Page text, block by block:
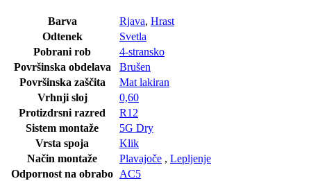
Barva Rjava, Hrast
Odtenek
Svetla
Pobrani rob
4-stransko
Površinska obdelava
Brušen
Površinska zaščita
Mat lakiran
Vrhnji sloj
0,60
Protizdrsni razred
R12
Sistem montaže
5G Dry
Vrsta spoja
Klik
Način montaže
Plavajoče , Lepljenje
Odpornost na obrabo AC5